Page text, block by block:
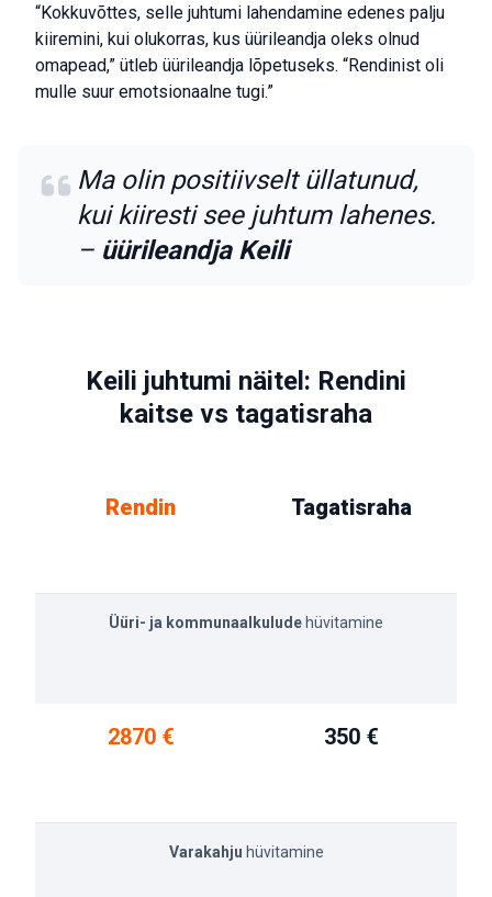
“Kokkuvõttes, selle juhtumi lahendamine edenes palju
kiiremini, kui olukorras, kus üürileandja oleks olnud
omapead,” ütleb üürileandja lõpetuseks. “Rendinist oli
mulle suur emotsionaalne tugi.”
Ma olin positiivselt üllatunud,
kui kiiresti see juhtum lahenes.
– üürileandja Keili
Keili juhtumi näitel: Rendini
kaitse vs tagatisraha
Rendin Tagatisraha
Üüri- ja kommunaalkulude hüvitamine
2870 € 350 €
Varakahju hüvitamine